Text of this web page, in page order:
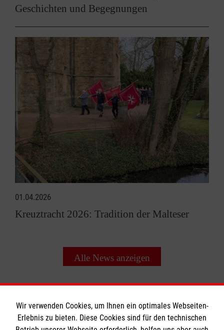
Geschichten und Begegnungen
01.04.2026
Kreuztracht 2026: Tradition der Malteser
Alle News anzeigen
Wir verwenden Cookies, um Ihnen ein optimales Webseiten-
Erlebnis zu bieten. Diese Cookies sind für den technischen